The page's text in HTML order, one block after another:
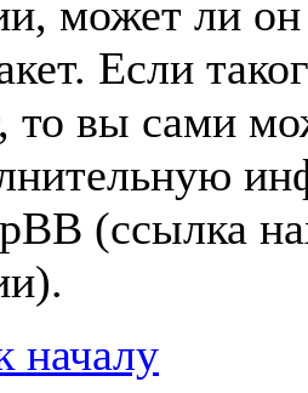
может ли
Если
то вы сами
(ссылка
началу